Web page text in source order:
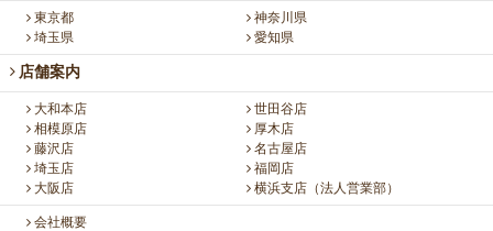
東京都
神奈川県
埼玉県
愛知県
店舗案内
大和本店
世田谷店
相模原店
厚木店
藤沢店
名古屋店
埼玉店
福岡店
大阪店
横浜支店（法人営業部）
会社概要